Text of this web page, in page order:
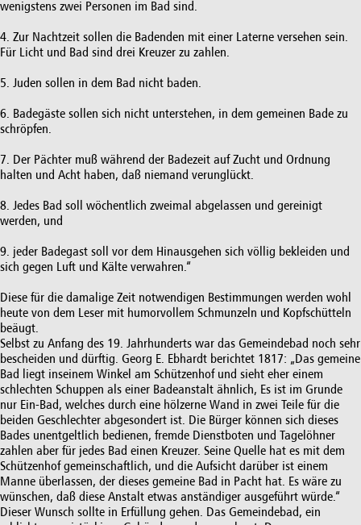
wenigstens zwei Personen im Bad sind.
4. Zur Nachtzeit sollen die Badenden mit einer Laterne versehen sein.
Für Licht und Bad sind drei Kreuzer zu zahlen.
5. Juden sollen in dem Bad nicht baden.
6. Badegäste sollen sich nicht unterstehen, in dem gemeinen Bade zu
schröpfen.
7. Der Pächter muß während der Badezeit auf Zucht und Ordnung
halten und Acht haben, daß niemand verunglückt.
8. Jedes Bad soll wöchentlich zweimal abgelassen und gereinigt
werden, und
9. jeder Badegast soll vor dem Hinausgehen sich völlig bekleiden und
sich gegen Luft und Kälte verwahren.“
Diese für die damalige Zeit notwendigen Bestimmungen werden wohl
heute von dem Leser mit humorvollem Schmunzeln und Kopfschütteln
beäugt.
Selbst zu Anfang des 19. Jahrhunderts war das Gemeindebad noch sehr
bescheiden und dürftig. Georg E. Ebhardt berichtet 1817: „Das gemeine
Bad liegt inseinem Winkel am Schützenhof und sieht eher einem
schlechten Schuppen als einer Badeanstalt ähnlich, Es ist im Grunde
nur Ein-Bad, welches durch eine hölzerne Wand in zwei Teile für die
beiden Geschlechter abgesondert ist. Die Bürger können sich dieses
Bades unentgeltlich bedienen, fremde Dienstboten und Tagelöhner
zahlen aber für jedes Bad einen Kreuzer. Seine Quelle hat es mit dem
Schützenhof gemeinschaftlich, und die Aufsicht darüber ist einem
Manne überlassen, der dieses gemeine Bad in Pacht hat. Es wäre zu
wünschen, daß diese Anstalt etwas anständiger ausgeführt würde.“
Dieser Wunsch sollte in Erfüllung gehen. Das Gemeindebad, ein